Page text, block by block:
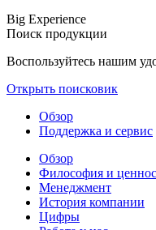
Big Experience
Поиск продукции
Воспользуйтесь нашим
Открыть поисковик
Обзор
Поддержка и сервис
Обзор
Философия и
Менеджмент
История компании
Цифры